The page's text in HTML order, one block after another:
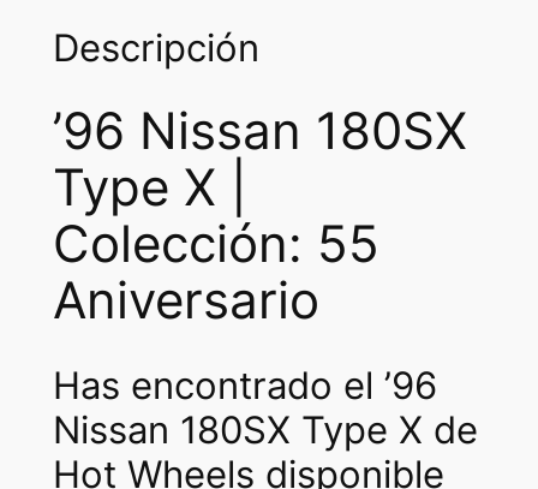
p
i
c
e
w
a
4
r
c
e
s
:
₡
2
8
0
Descripción
’96 Nissan 180SX
Type X |
Colección: 55
Aniversario
Has encontrado el ’96
Nissan 180SX Type X de
Hot Wheels disponible